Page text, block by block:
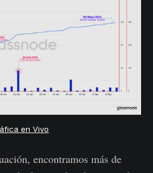
en Vivo
encontramos más de